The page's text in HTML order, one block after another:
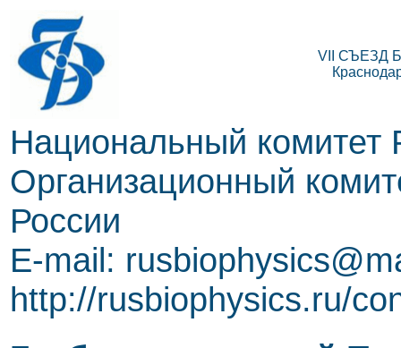
VII СЪЕЗД
Национальный комитет
Организационный
России
E-mail:
http://rusbiophysics.ru/